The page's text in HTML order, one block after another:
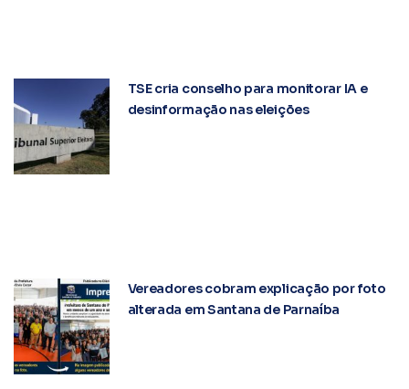
TSE cria conselho para monitorar IA e
desinformação nas eleições
Vereadores cobram explicação por foto
alterada em Santana de Parnaíba